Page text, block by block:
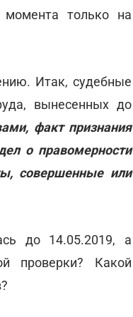
момента только на
Итак, судебные
вынесенных до
факт признания
о правомерности
совершенные или
до 14.05.2019, а
проверки? Какой